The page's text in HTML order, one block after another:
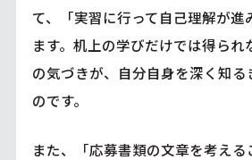
て、「実習に行って自己理解が進
ます。机上の学びだけでは得られ
の気づきが、自分自身を深く知る
のです。
また、「応募書類の文章を考える